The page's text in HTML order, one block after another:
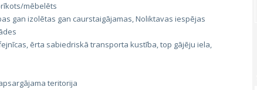
mēbelēts
gan izolētas gan caurstaigājamas, Noliktavas iespējas
ērta sabiedriskā transporta kustība, top gājēju iela,
teritorija